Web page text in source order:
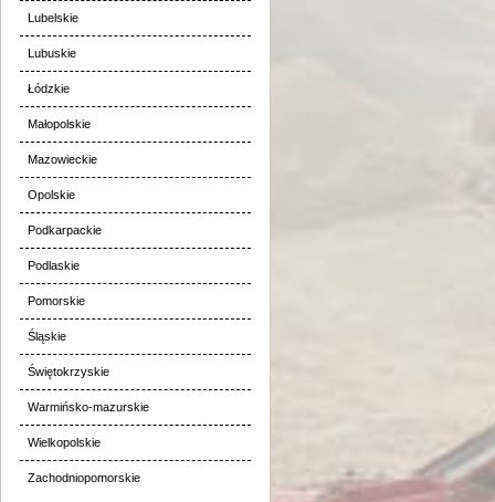
Lubelskie
Lubuskie
Łódzkie
Małopolskie
Mazowieckie
Opolskie
Podkarpackie
Podlaskie
Pomorskie
Śląskie
Świętokrzyskie
Warmińsko-mazurskie
Wielkopolskie
Zachodniopomorskie